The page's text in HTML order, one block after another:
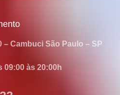
– Cambuci São Paulo – SP
09:00 às 20:00h